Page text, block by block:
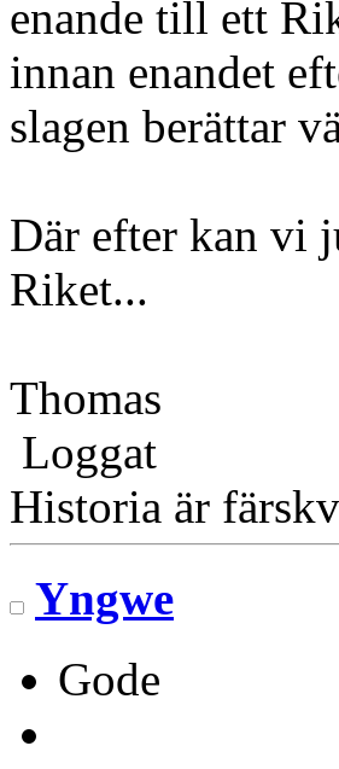
enande till ett
innan enandet
slagen berättar
Där efter kan vi
Riket...
Thomas
Loggat
Historia är
Yngwe
Gode